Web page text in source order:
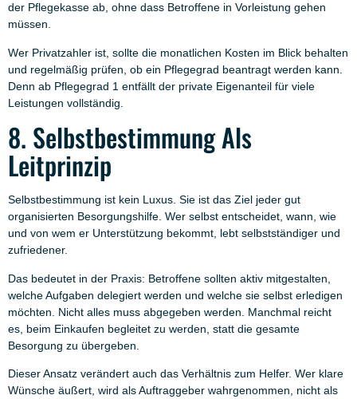
der Pflegekasse ab, ohne dass Betroffene in Vorleistung gehen
müssen.
Wer Privatzahler ist, sollte die monatlichen Kosten im Blick behalten
und regelmäßig prüfen, ob ein Pflegegrad beantragt werden kann.
Denn ab Pflegegrad 1 entfällt der private Eigenanteil für viele
Leistungen vollständig.
8. Selbstbestimmung Als
Leitprinzip
Selbstbestimmung ist kein Luxus. Sie ist das Ziel jeder gut
organisierten Besorgungshilfe. Wer selbst entscheidet, wann, wie
und von wem er Unterstützung bekommt, lebt selbstständiger und
zufriedener.
Das bedeutet in der Praxis: Betroffene sollten aktiv mitgestalten,
welche Aufgaben delegiert werden und welche sie selbst erledigen
möchten. Nicht alles muss abgegeben werden. Manchmal reicht
es, beim Einkaufen begleitet zu werden, statt die gesamte
Besorgung zu übergeben.
Dieser Ansatz verändert auch das Verhältnis zum Helfer. Wer klare
Wünsche äußert, wird als Auftraggeber wahrgenommen, nicht als